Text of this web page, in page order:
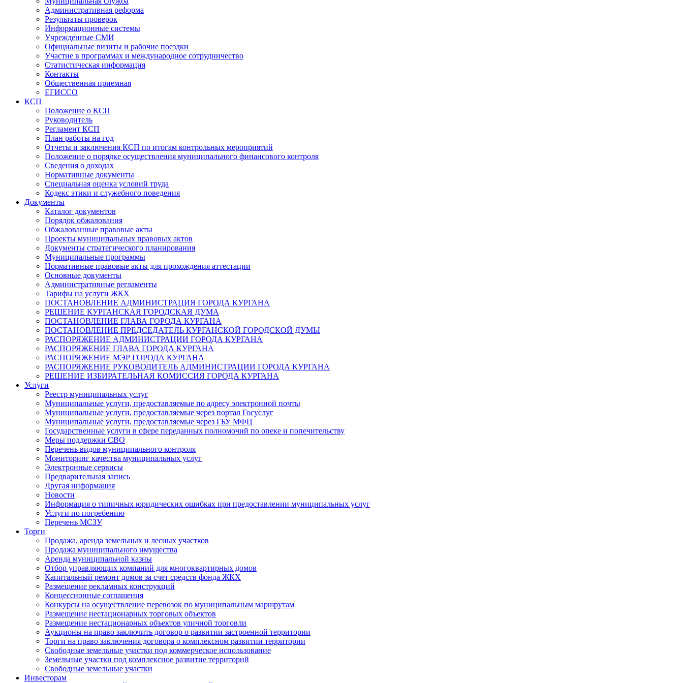
Административная реформа
Результаты проверок
Информационные системы
Учрежденные СМИ
Официальные визиты и рабочие поездки
Участие в программах и международное сотрудничество
Статистическая информация
Контакты
Общественная приемная
ЕГИССО
КСП
Положение о КСП
Руководитель
Регламент КСП
План работы на год
Отчеты и заключения КСП по итогам контрольных мероприятий
Положение о порядке осуществления муниципального финансового контроля
Сведения о доходах
Нормативные документы
Специальная оценка условий труда
Кодекс этики и служебного поведения
Документы
Каталог документов
Порядок обжалования
Обжалованные правовые акты
Проекты муниципальных правовых актов
Документы стратегического планирования
Муниципальные программы
Нормативные правовые акты для прохождения аттестации
Основные документы
Административные регламенты
Тарифы на услуги ЖКХ
ПОСТАНОВЛЕНИЕ АДМИНИСТРАЦИЯ ГОРОДА КУРГАНА
РЕШЕНИЕ КУРГАНСКАЯ ГОРОДСКАЯ ДУМА
ПОСТАНОВЛЕНИЕ ГЛАВА ГОРОДА КУРГАНА
ПОСТАНОВЛЕНИЕ ПРЕДСЕДАТЕЛЬ КУРГАНСКОЙ ГОРОДСКОЙ ДУМЫ
РАСПОРЯЖЕНИЕ АДМИНИСТРАЦИИ ГОРОДА КУРГАНА
РАСПОРЯЖЕНИЕ ГЛАВА ГОРОДА КУРГАНА
РАСПОРЯЖЕНИЕ МЭР ГОРОДА КУРГАНА
РАСПОРЯЖЕНИЕ РУКОВОДИТЕЛЬ АДМИНИСТРАЦИИ ГОРОДА КУРГАНА
РЕШЕНИЕ ИЗБИРАТЕЛЬНАЯ КОМИССИЯ ГОРОДА КУРГАНА
Услуги
Реестр муниципальных услуг
Муниципальные услуги, предоставляемые по адресу электронной почты
Муниципальные услуги, предоставляемые через портал Госуслуг
Муниципальные услуги, предоставляемые через ГБУ МФЦ
Государственные услуги в сфере переданных полномочий по опеке и попечительству
Меры поддержки СВО
Перечень видов муниципального контроля
Мониторинг качества муниципальных услуг
Электронные сервисы
Предварительная запись
Другая информация
Новости
Информация о типичных юридических ошибках при предоставлении муниципальных услуг
Услуги по погребению
Перечень МСЗУ
Торги
Продажа, аренда земельных и лесных участков
Продажа муниципального имущества
Аренда муниципальной казны
Отбор управляющих компаний для многоквартирных домов
Капитальный ремонт домов за счет средств фонда ЖКХ
Размещение рекламных конструкций
Концессионные соглашения
Конкурсы на осуществление перевозок по муниципальным маршрутам
Размещение нестационарных торговых объектов
Размещение нестационарных объектов уличной торговли
Аукционы на право заключить договор о развитии застроенной территории
Торги на право заключения договора о комплексном развитии территории
Свободные земельные участки под коммерческое использование
Земельные участки под комплексное развитие территорий
Свободные земельные участки
Инвесторам